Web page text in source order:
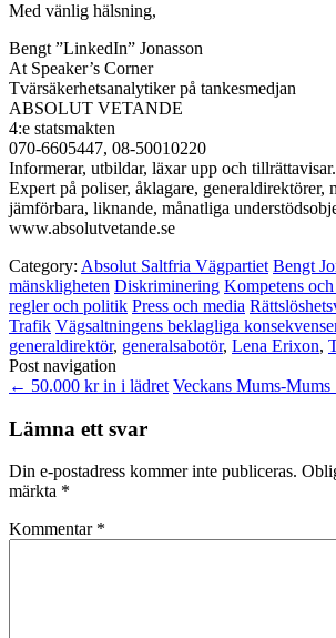
Med vänlig hälsning,
Bengt ”LinkedIn” Jonasson
At Speaker’s Corner
Tvärsäkerhetsanalytiker på tankesmedjan
ABSOLUT VETANDE
4:e statsmakten
070-6605447, 08-50010220
Informerar, utbildar, läxar upp och tillrättavisar.
Expert på poliser, åklagare, generaldirektörer,
jämförbara, liknande, månatliga
www.absolutvetande.se
Category: Absolut Saltfria Vägpartiet Bengt
mänskligheten Diskriminering Kompetens
regler och politik Press och media
Trafik Vägsaltningens beklagliga
generaldirektör, generalsabotör, Lena Erixon,
Post navigation
← 50.000 kr in i lädret Veckans Mums-Mums
Lämna ett svar
Din e-postadress kommer inte publiceras.
märkta *
Kommentar *